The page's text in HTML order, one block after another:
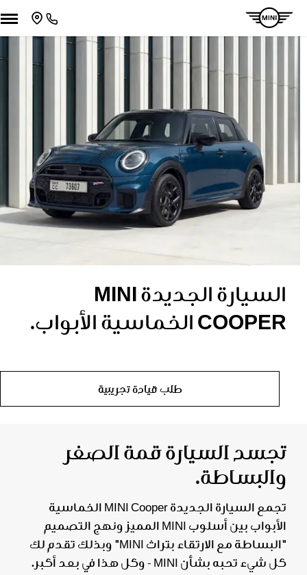
السيارة الجديدة MINI
COOPER الخماسية الأبواب.
طلب قيادة تجريبية
تجسد السيارة قمة الصغر
والبساطة.
تجمع السيارة الجديدة MINI Cooper الخماسية
الأبواب بين أسلوب MINI المميز ونهج التصميم
"البساطة مع الارتقاء بتراث MINI" وبذلك تقدم لك
كل شيء تحبه بشأن MINI - وكل هذا في بعد أكبر.